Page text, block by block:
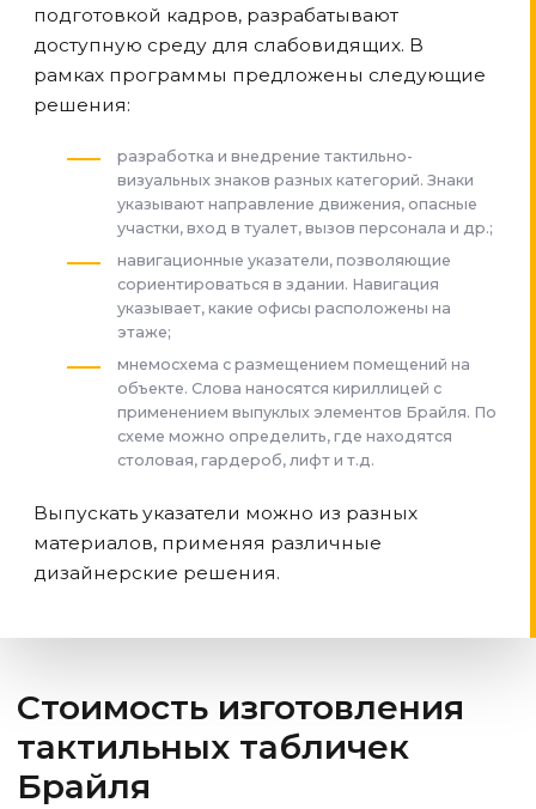
подготовкой кадров, разрабатывают
доступную среду для слабовидящих. В
рамках программы предложены следующие
решения:
разработка и внедрение тактильно-
визуальных знаков разных категорий. Знаки
указывают направление движения, опасные
участки, вход в туалет, вызов персонала и др.;
навигационные указатели, позволяющие
сориентироваться в здании. Навигация
указывает, какие офисы расположены на
этаже;
мнемосхема с размещением помещений на
объекте. Слова наносятся кириллицей с
применением выпуклых элементов Брайля. По
схеме можно определить, где находятся
столовая, гардероб, лифт и т.д.
Выпускать указатели можно из разных
материалов, применяя различные
дизайнерские решения.
Стоимость изготовления
тактильных табличек
Брайля